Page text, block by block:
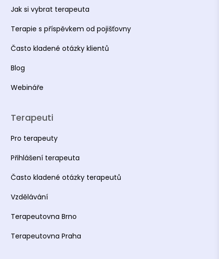
Jak si vybrat terapeuta
Terapie s příspěvkem od pojišťovny
Často kladené otázky klientů
Blog
Webináře
Terapeuti
Pro terapeuty
Přihlášení terapeuta
Často kladené otázky terapeutů
Vzdělávání
Terapeutovna Brno
Terapeutovna Praha